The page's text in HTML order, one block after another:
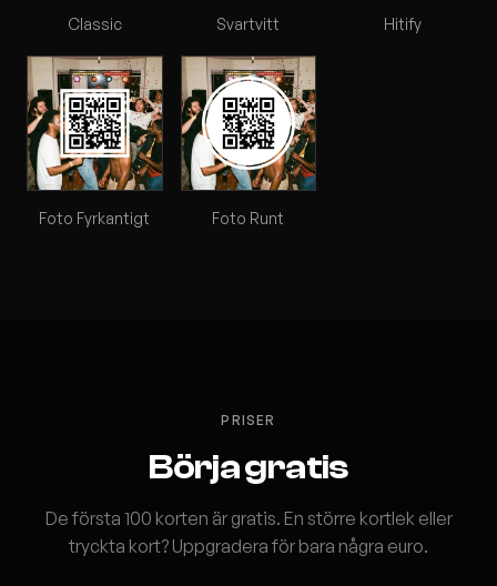
Classic Svartvitt Hitify
Foto Fyrkantigt Foto Runt
PRISER
Börja gratis
De första 100 korten är gratis. En större kortlek eller
tryckta kort? Uppgradera för bara några euro.